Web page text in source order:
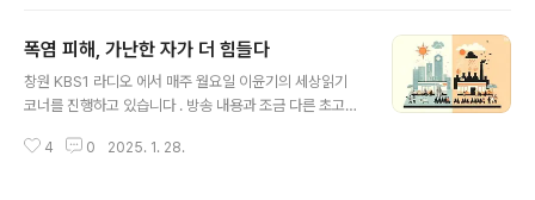
다. 오늘은 대구-경북 행정구역 통합이 중단된 원인을 살펴
보고, 부산-경남 행정구역통합 추진 방향에 대하여 함께 생
각해보겠습니다. 지난 8월 27일 오후 늦게 홍준표 대구시
다. 홍준표 대구시장은 대구-경북 행정구역 통합안 합의 마
폭염 피해, 가난한 자가 더 힘들다
창원 KBS1 라디오 에서 매주 월요일 이윤기의 세상읽기
코너를 진행하고 있습니다 . 방송 내용과 조금 다른 초고이
2 방송분) 여러분 모두 올 여름 폭염 잘 견디셨나요? 매
4 0 2025. 1. 28.